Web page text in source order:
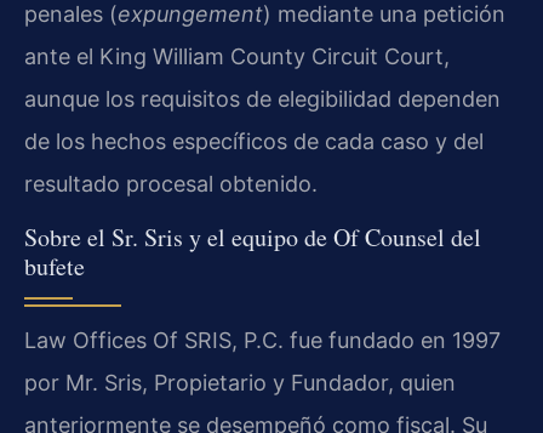
penales (expungement) mediante una petición
ante el King William County Circuit Court,
aunque los requisitos de elegibilidad dependen
de los hechos específicos de cada caso y del
resultado procesal obtenido.
Sobre el Sr. Sris y el equipo de Of Counsel del
bufete
Law Offices Of SRIS, P.C. fue fundado en 1997
por Mr. Sris, Propietario y Fundador, quien
anteriormente se desempeñó como fiscal. Su